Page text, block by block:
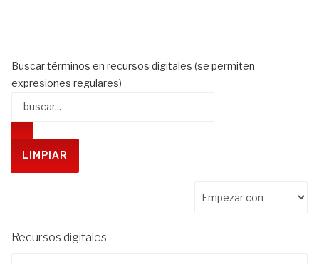
Buscar términos en recursos digitales (se permiten
expresiones regulares)
Recursos digitales